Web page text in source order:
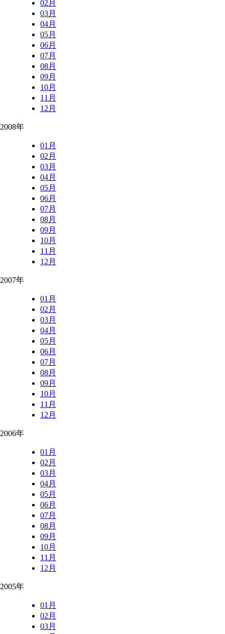
02月
03月
04月
05月
06月
07月
08月
09月
10月
11月
12月
2008年
01月
02月
03月
04月
05月
06月
07月
08月
09月
10月
11月
12月
2007年
01月
02月
03月
04月
05月
06月
07月
08月
09月
10月
11月
12月
2006年
01月
02月
03月
04月
05月
06月
07月
08月
09月
10月
11月
12月
2005年
01月
02月
03月